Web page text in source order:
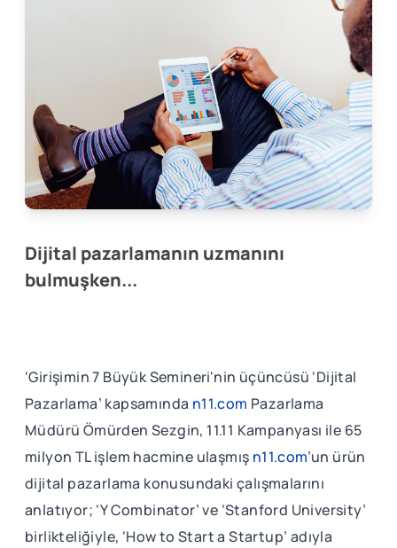
Dijital pazarlamanın uzmanını
bulmuşken...
‘Girişimin 7 Büyük Semineri'nin üçüncüsü ‘Dijital
Pazarlama’ kapsamında n11.com Pazarlama
Müdürü Ömürden Sezgin, 11.11 Kampanyası ile 65
milyon TL işlem hacmine ulaşmış n11.com’un ürün
dijital pazarlama konusundaki çalışmalarını
anlatıyor; ‘Y Combinator’ ve ‘Stanford University’
birlikteliğiyle, ‘How to Start a Startup’ adıyla